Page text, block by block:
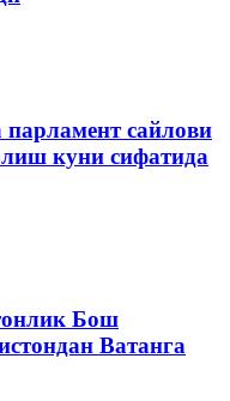
парламент сайлови
куни сифатида
Бош
Ватанга